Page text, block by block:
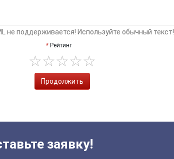
не поддерживается! Используйте обычный текст!
Рейтинг
Продолжить
заявку!